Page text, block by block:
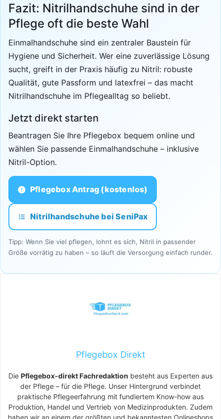
Fazit: Nitrilhandschuhe sind in der
Pflege oft die beste Wahl
Einmalhandschuhe sind ein zentraler Baustein für
Hygiene und Sicherheit. Wer eine zuverlässige Lösung
sucht, greift in der Praxis häufig zu Nitril: robuste
Qualität, gute Passform und latexfrei – das macht
Nitrilhandschuhe im Pflegealltag so beliebt.
Jetzt direkt starten
Beantragen Sie Ihre Pflegebox bequem online und
wählen Sie passende Einmalhandschuhe – inklusive
Nitril-Option.
Pflegebox Antrag (kostenlos)
Nitrilhandschuhe bei SeniPax
Tipp: Wenn Sie viel pflegen, lohnt es sich, Nitril in passender
Größe vorrätig zu haben – so läuft die Versorgung einfach runder.
Pflegebox Direkt
Die Pflegebox-direkt Fachredaktion besteht aus Experten aus
der Pflege – für die Pflege. Unser Hintergrund verbindet
praktische Pflegeerfahrung mit fundiertem Know-how aus
Produktion, Handel und Vertrieb von Medizinprodukten. Zudem
haben wir an einem der größten und bekanntesten Onlineshops